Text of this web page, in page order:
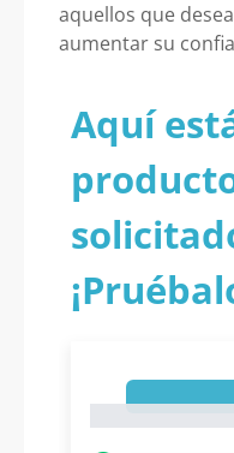
aquellos que
aumentar su
Aquí